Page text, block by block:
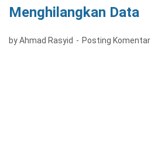
Menghilangkan Data
by Ahmad Rasyid Posting Komentar